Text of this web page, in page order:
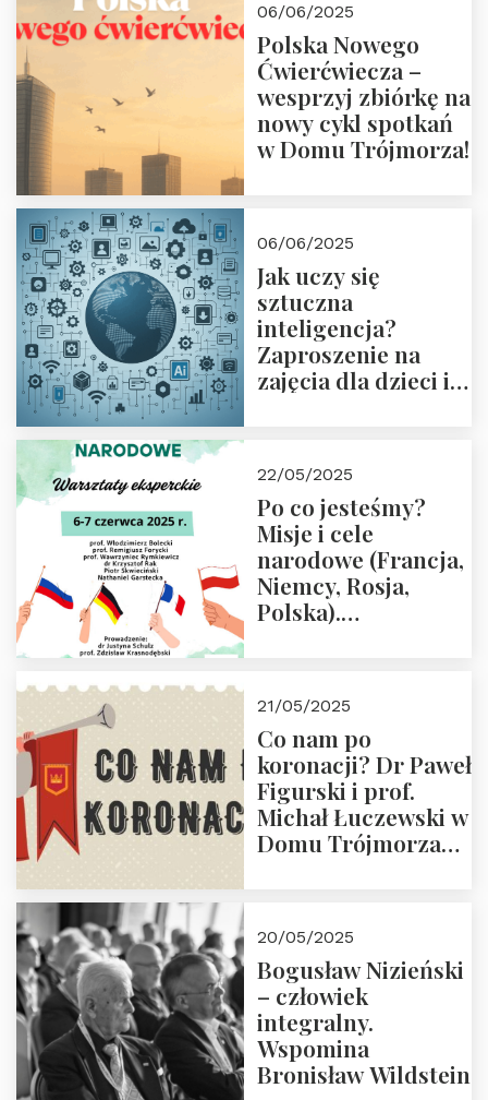
18:00
06/06/2025
Polska Nowego
Ćwierćwiecza –
wesprzyj zbiórkę na
nowy cykl spotkań
w Domu Trójmorza!
06/06/2025
Jak uczy się
sztuczna
inteligencja?
Zaproszenie na
zajęcia dla dzieci i
22/05/2025
Po co jesteśmy?
Misje i cele
narodowe (Francja,
Niemcy, Rosja,
Polska).
Zapraszamy do
zapisów.
21/05/2025
Co nam po
koronacji? Dr Paweł
Figurski i prof.
Michał Łuczewski w
Domu Trójmorza
20/05/2025
Bogusław Nizieński
– człowiek
integralny.
Wspomina
Bronisław Wildstein